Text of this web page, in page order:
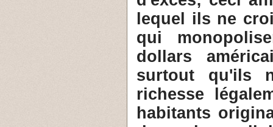
lequel ils ne
qui
dollars
surtout qu'ils
richesse
habitants